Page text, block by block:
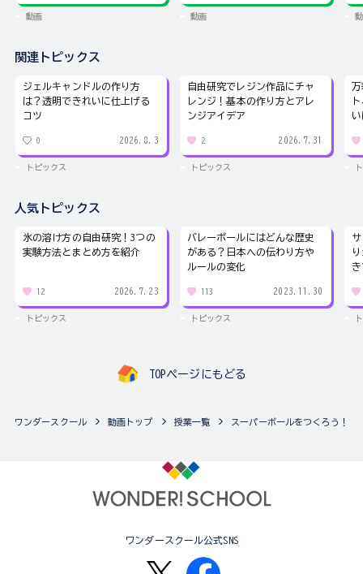
動画 動画
関連トピックス
ジェルキャンドルの作り方
は？透明できれいに仕上げる
コツ
0 2026.8.3
トピックス
自由研究でレジン作品にチャ
レンジ！基本の作り方とアレ
ンジアイデア
2 2026.7.31
トピックス
万
人気トピックス
氷の溶け方の自由研究！3つの
実験方法とまとめ方を紹介
12 2026.7.23
トピックス
バレーボールにはどんな歴史
がある？日本への伝わり方や
ルールの変化
113 2023.11.30
トピックス
TOPページにもどる
ワンダースクール 動画トップ 授業一覧 スーパーボールをつくろう！
ワンダースクール公式SNS